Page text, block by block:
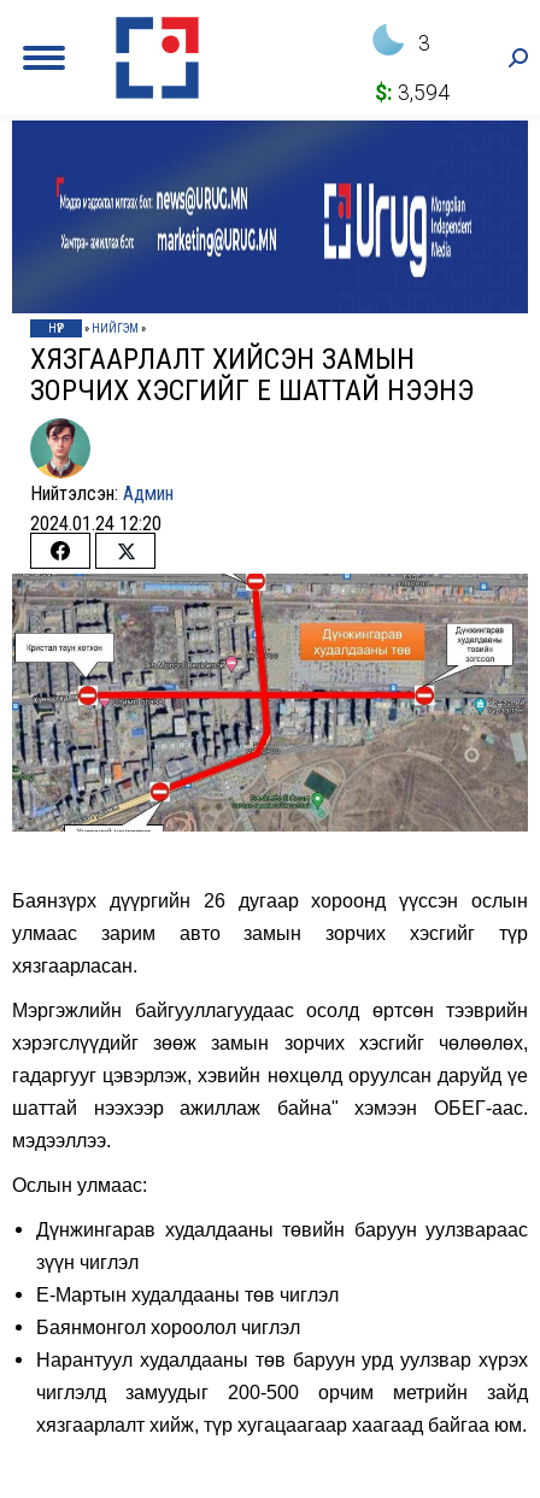
3
$: 3,594
НҮҮР » НИЙГЭМ »
ХЯЗГААРЛАЛТ ХИЙСЭН ЗАМЫН
ЗОРЧИХ ХЭСГИЙГ ҮЕ ШАТТАЙ НЭЭНЭ
Нийтэлсэн: Админ
2024.01.24 12:20
Share
on
Facebook
Share
on
Twitter
Баянзүрх дүүргийн 26 дугаар хороонд үүссэн ослын
улмаас зарим авто замын зорчих хэсгийг түр
хязгаарласан.
Мэргэжлийн байгууллагуудаас осолд өртсөн тээврийн
хэрэгслүүдийг зөөж замын зорчих хэсгийг чөлөөлөх,
гадаргууг цэвэрлэж, хэвийн нөхцөлд оруулсан даруйд үе
шаттай нээхээр ажиллаж байна" хэмээн ОБЕГ-аас.
мэдээллээ.
Ослын улмаас:
Дүнжингарав худалдааны төвийн баруун уулзвараас
зүүн чиглэл
Е-Мартын худалдааны төв чиглэл
Баянмонгол хороолол чиглэл
Нарантуул худалдааны төв баруун урд уулзвар хүрэх
чиглэлд замуудыг 200-500 орчим метрийн зайд
хязгаарлалт хийж, түр хугацаагаар хаагаад байгаа юм.